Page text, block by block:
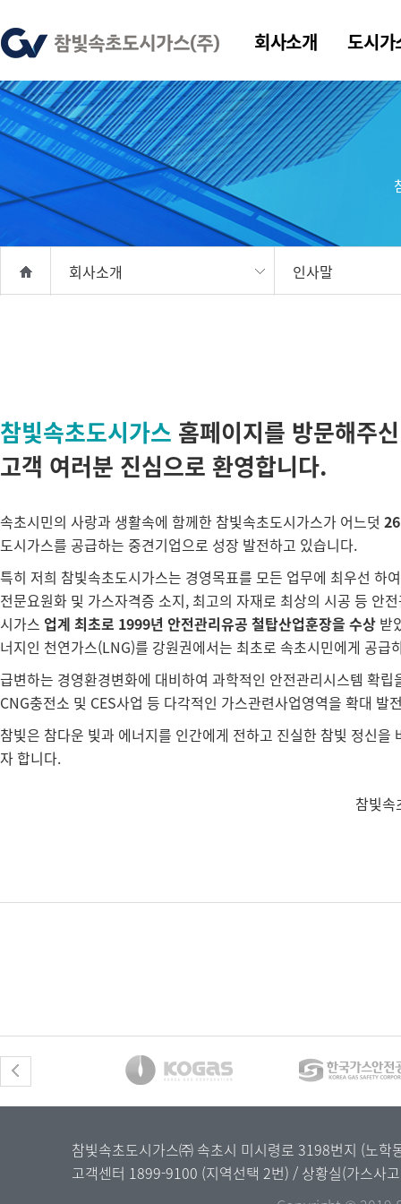
회사소개 도시가
회사소개 인사말
참빛속초도시가스 홈페이지를 방문해주신
고객 여러분 진심으로 환영합니다.
속초시민의 사랑과 생활속에 함께한 참빛속초도시가스가 어느덧
도시가스를 공급하는 중견기업으로 성장 발전하고 있습니다.
특히 저희 참빛속초도시가스는 경영목표를 모든 업무에 최우선 하
전문요원화 및 가스자격증 소지, 최고의 자재로 최상의 시공 등 안
시가스 업계 최초로 1999년 안전관리유공 철탑산업훈장을 수상 받
너지인 천연가스(LNG)를 강원권에서는 최초로 속초시민에게 공급
급변하는 경영환경변화에 대비하여 과학적인 안전관리시스템 확
CNG충전소 및 CES사업 등 다각적인 가스관련사업영역을 확대 발
참빛은 참다운 빛과 에너지를 인간에게 전하고 진실한 참빛 정신을
자 합니다.
참빛속
참빛속초도시가스㈜ 속초시 미시령로 3198번지 (노
고객센터 1899-9100 (지역선택 2번) / 상황실(가스사